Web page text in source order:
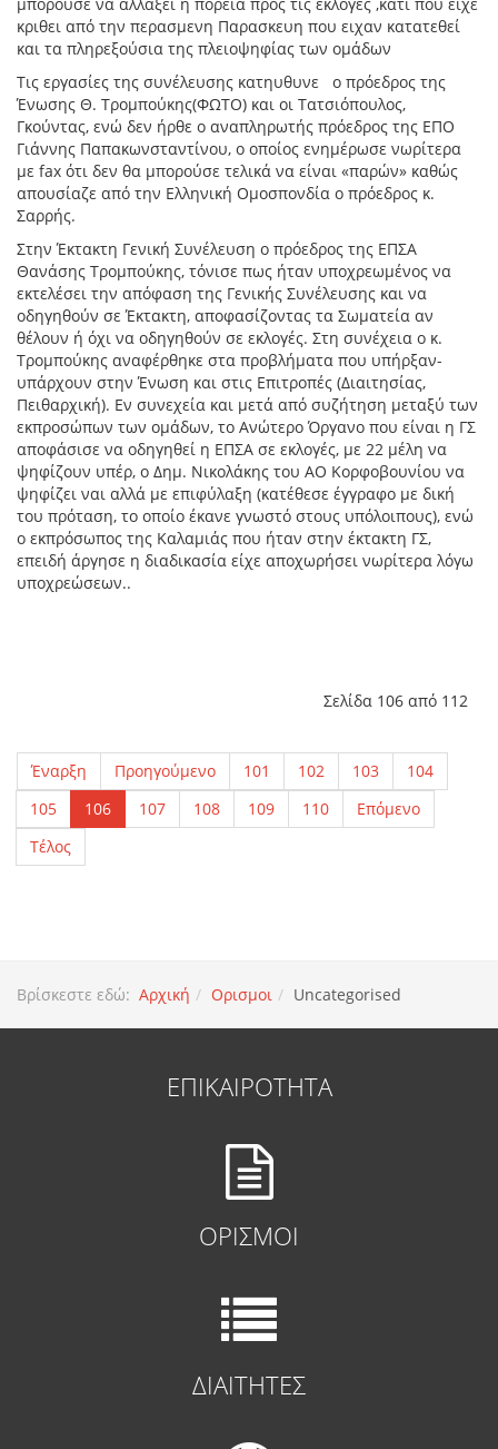
κριθει από την περασμενη Παρασκευη που ειχαν κατατεθεί
και τα πληρεξούσια της πλειοψηφίας των ομάδων
Τις εργασίες της συνέλευσης κατηυθυνε ο πρόεδρος της
Ένωσης Θ. Τρομπούκης(ΦΩΤΟ) και οι Τατσιόπουλος,
Γκούντας, ενώ δεν ήρθε ο αναπληρωτής πρόεδρος της ΕΠΟ
Γιάννης Παπακωνσταντίνου, ο οποίος ενημέρωσε νωρίτερα
με fax ότι δεν θα μπορούσε τελικά να είναι «παρών» καθώς
απουσίαζε από την Ελληνική Ομοσπονδία ο πρόεδρος κ.
Σαρρής.
Στην Έκτακτη Γενική Συνέλευση ο πρόεδρος της ΕΠΣΑ
Θανάσης Τρομπούκης, τόνισε πως ήταν υποχρεωμένος να
εκτελέσει την απόφαση της Γενικής Συνέλευσης και να
οδηγηθούν σε Έκτακτη, αποφασίζοντας τα Σωματεία αν
θέλουν ή όχι να οδηγηθούν σε εκλογές. Στη συνέχεια ο κ.
Τρομπούκης αναφέρθηκε στα προβλήματα που υπήρξαν-
υπάρχουν στην Ένωση και στις Επιτροπές (Διαιτησίας,
Πειθαρχική). Εν συνεχεία και μετά από συζήτηση μεταξύ των
εκπροσώπων των ομάδων, το Ανώτερο Όργανο που είναι η ΓΣ
αποφάσισε να οδηγηθεί η ΕΠΣΑ σε εκλογές, με 22 μέλη να
ψηφίζουν υπέρ, ο Δημ. Νικολάκης του ΑΟ Κορφοβουνίου να
ψηφίζει ναι αλλά με επιφύλαξη (κατέθεσε έγγραφο με δική
του πρόταση, το οποίο έκανε γνωστό στους υπόλοιπους), ενώ
ο εκπρόσωπος της Καλαμιάς που ήταν στην έκτακτη ΓΣ,
επειδή άργησε η διαδικασία είχε αποχωρήσει νωρίτερα λόγω
υποχρεώσεων..
Σελίδα 106 από 112
Έναρξη Προηγούμενο 101 102 103
104
105
106 107 108 109 110
Επόμενο
Τέλος
Βρίσκεστε εδώ: Αρχική Ορισμοι Uncategorised
ΕΠΙΚΑΙΡΟΤΗΤΑ
ΟΡΙΣΜΟΙ
ΔΙΑΙΤΗΤΕΣ